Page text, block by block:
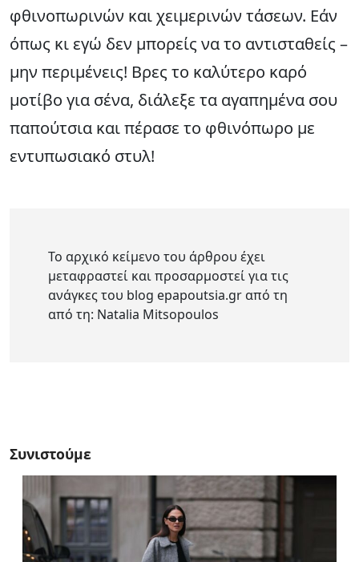
φθινοπωρινών και χειμερινών τάσεων. Εάν
όπως κι εγώ δεν μπορείς να το αντισταθείς –
μην περιμένεις! Βρες το καλύτερο καρό
μοτίβο για σένα, διάλεξε τα αγαπημένα σου
παπούτσια και πέρασε το φθινόπωρο με
εντυπωσιακό στυλ!
Το αρχικό κείμενο του άρθρου έχει
μεταφραστεί και προσαρμοστεί για τις
ανάγκες του blog epapoutsia.gr από τη
από τη: Natalia Mitsopoulos
Συνιστούμε